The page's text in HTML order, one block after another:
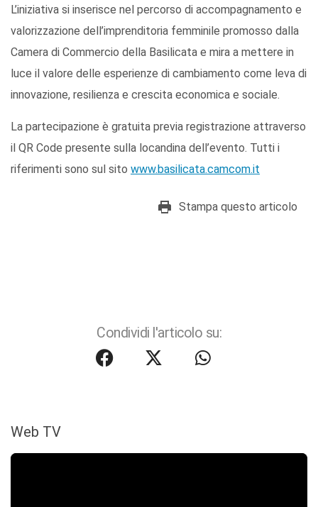
L’iniziativa si inserisce nel percorso di accompagnamento e
valorizzazione dell’imprenditoria femminile promosso dalla
Camera di Commercio della Basilicata e mira a mettere in
luce il valore delle esperienze di cambiamento come leva di
innovazione, resilienza e crescita economica e sociale.
La partecipazione è gratuita previa registrazione attraverso
il QR Code presente sulla locandina dell’evento. Tutti i
riferimenti sono sul sito www.basilicata.camcom.it
Stampa questo articolo
Condividi l'articolo su:
Web TV